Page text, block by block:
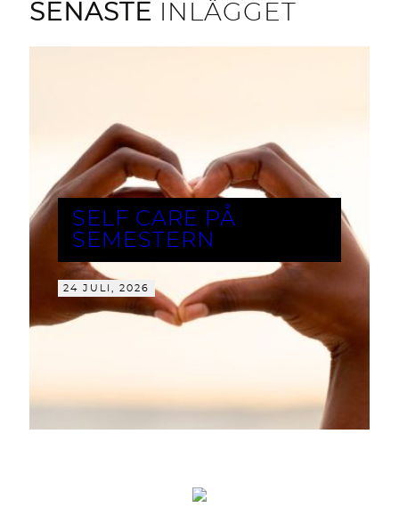
SENASTE INLÄGGET
SELF CARE PÅ
SEMESTERN
24 JULI, 2026